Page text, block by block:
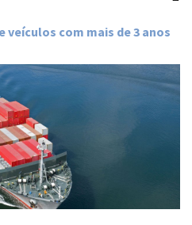
veículos com mais de 3 anos